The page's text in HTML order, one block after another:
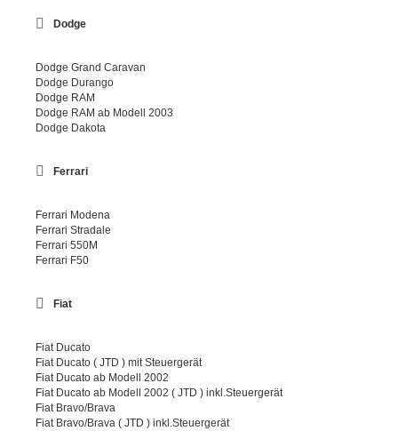
Dodge
Dodge Grand Caravan
Dodge Durango
Dodge RAM
Dodge RAM ab Modell 2003
Dodge Dakota
Ferrari
Ferrari Modena
Ferrari Stradale
Ferrari 550M
Ferrari F50
Fiat
Fiat Ducato
Fiat Ducato ( JTD ) mit Steuergerät
Fiat Ducato ab Modell 2002
Fiat Ducato ab Modell 2002 ( JTD ) inkl.Steuergerät
Fiat Bravo/Brava
Fiat Bravo/Brava ( JTD ) inkl.Steuergerät